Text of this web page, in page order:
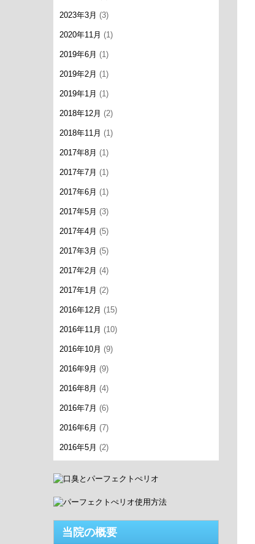
2023年3月 (3)
2020年11月 (1)
2019年6月 (1)
2019年2月 (1)
2019年1月 (1)
2018年12月 (2)
2018年11月 (1)
2017年8月 (1)
2017年7月 (1)
2017年6月 (1)
2017年5月 (3)
2017年4月 (5)
2017年3月 (5)
2017年2月 (4)
2017年1月 (2)
2016年12月 (15)
2016年11月 (10)
2016年10月 (9)
2016年9月 (9)
2016年8月 (4)
2016年7月 (6)
2016年6月 (7)
2016年5月 (2)
当院の概要